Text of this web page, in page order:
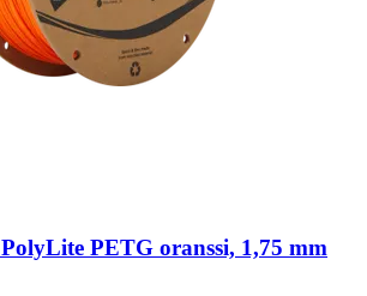
PolyLite PETG oranssi, 1,75 mm